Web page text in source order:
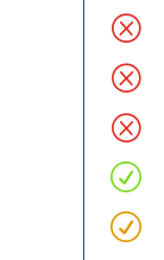
Q
Q
Q
R
R